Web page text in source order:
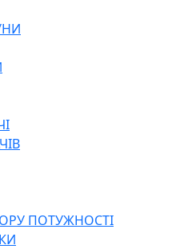
ПОТУЖНОСТІ